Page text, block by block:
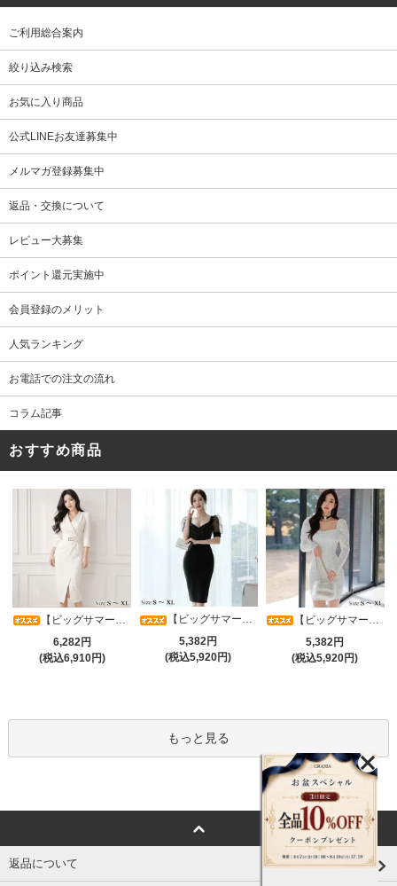
ご利用総合案内
絞り込み検索
お気に入り商品
公式LINEお友達募集中
メルマガ登録募集中
返品・交換について
レビュー大募集
ポイント還元実施中
会員登録のメリット
人気ランキング
お電話での注文の流れ
コラム記事
おすすめ商品
【ビッグサマーセール対象品】アシメカシュクール7分袖ワンピース(キャバドレス・CABARETDRESS)
6,282円
(税込6,910円)
【ビッグサマーセール対象品】光沢シアースリーブが軽やかなカシュクールVネックドレープミディドレス(キャバドレス・CABARETDRESS)
5,382円
(税込5,920円)
【ビッグサマーセール対象品】ラグジュアリーオーナメントレースパフスリーブワンピース(キャバドレス・CABARETDRESS)
5,382円
(税込5,920円)
もっと見る
返品について